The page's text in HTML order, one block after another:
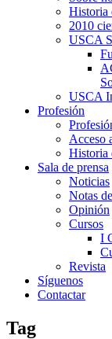
Historia
2010
USCA
USCA
Profesión
Acceso
Historia
Sala de prensa
Noticias
Notas
Opinión
Cursos
I
Revista
Síguenos
Contactar
Tag